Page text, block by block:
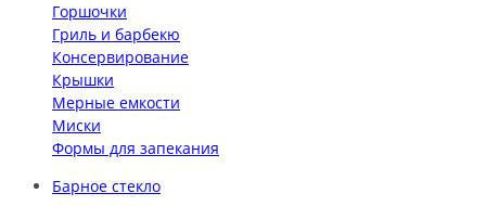
Горшочки
Гриль и барбекю
Консервирование
Крышки
Мерные емкости
Миски
Формы для запекания
Барное стекло